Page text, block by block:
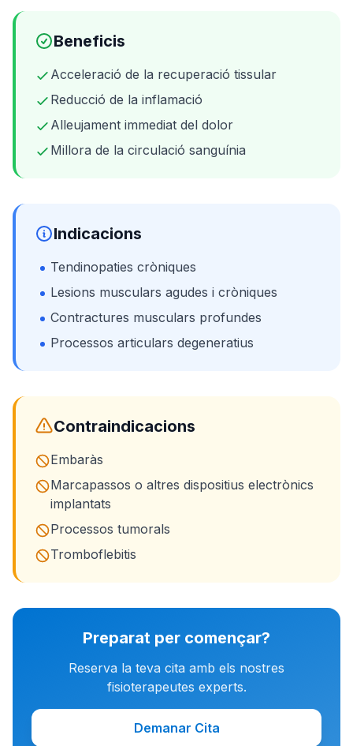
Beneficis
Acceleració de la recuperació tissular
Reducció de la inflamació
Alleujament immediat del dolor
Millora de la circulació sanguínia
Indicacions
Tendinopaties cròniques
Lesions musculars agudes i cròniques
Contractures musculars profundes
Processos articulars degeneratius
Contraindicacions
Embaràs
Marcapassos o altres dispositius electrònics
implantats
Processos tumorals
Tromboflebitis
Preparat per començar?
Reserva la teva cita amb els nostres
fisioterapeutes experts.
Demanar Cita